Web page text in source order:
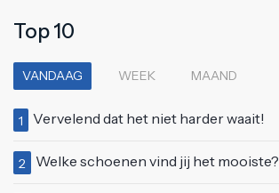
Top 10
VANDAAG WEEK MAAND
1 Vervelend dat het niet harder waait!
2 Welke schoenen vind jij het mooiste?